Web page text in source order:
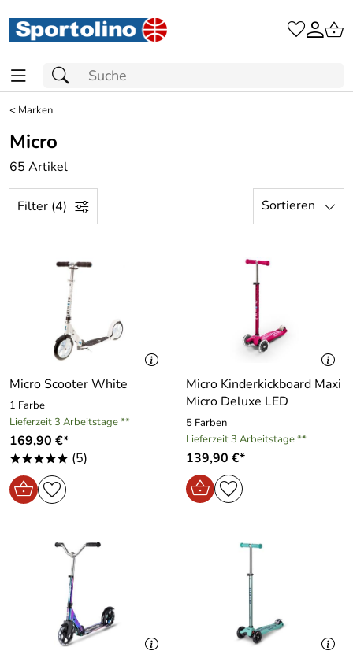
< Marken
Micro
65 Artikel
Filter (4) Sortieren
Micro Scooter White
1 Farbe
Lieferzeit 3 Arbeitstage **
169,90 €*
***** (5)
Micro Kinderkickboard Maxi
Micro Deluxe LED
5 Farben
Lieferzeit 3 Arbeitstage **
139,90 €*